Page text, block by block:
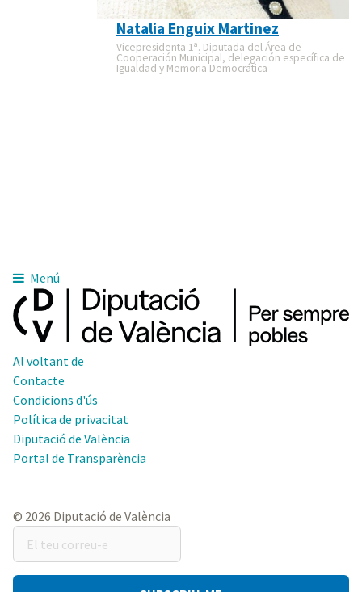
Natalia Enguix Martinez
Vicepresidenta 1ª. Diputada del Área de
Cooperación Municipal, delegación específica de
Igualdad y Memoria Democrática
Menú
Al voltant de
Contacte
Condicions d'ús
Política de privacitat
Diputació de València
Portal de Transparència
© 2026 Diputació de València
teu
correu-